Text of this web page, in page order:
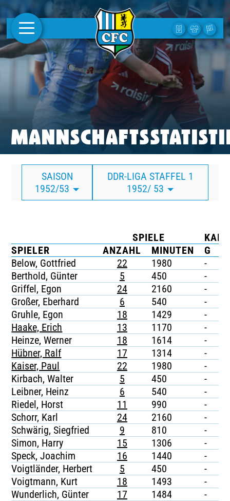
AKTUELLES
1. MANNSCHAFT
FRAUEN
CAMPUS
CLUB
CLUBMITGLIEDSCHAFT
BUSINESS
TICKETING
SAISON
1952/53
DDR-LIGA STAFFEL 1
1952/ 53
SPIELE
SPIELER
ANZAHL MINUTEN G
Below, Gottfried
22 1980 -
Berthold, Günter
5 450 -
Griffel, Egon
24 2160 -
Großer, Eberhard
6 540 -
Gruhle, Egon
18 1429 -
Haake, Erich
13 1170 -
Heinze, Werner
18 1614 -
Hübner, Ralf
17 1314 -
Kaiser, Paul
22 1980 -
Kirbach, Walter
5 450 -
Leibner, Heinz
6 540 -
Riedel, Horst
11 990 -
Schorr, Karl
24 2160 -
Schwärig, Siegfried
9 810 -
Simon, Harry
15 1306 -
Speck, Joachim
16 1440 -
Voigtländer, Herbert
5 450 -
Voigtmann, Kurt
18 1493 -
Wunderlich, Günter
17 1484 -